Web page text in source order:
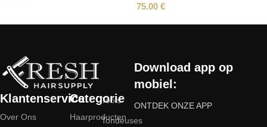
75.00 €
Klantenservice
Over Ons
Categorie
Haarproducten
Tools
Tondeuses
Download app op
mobiel:
ONTDEK ONZE APP